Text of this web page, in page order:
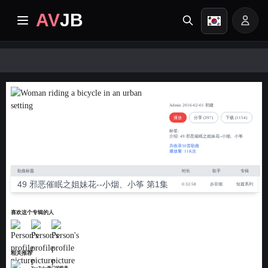
AVJB
최신
카테고리
작업 센터
Image search
Admin 2016-02-01 初建
播放 分享 (397) 下载 (1154)
标签:
介绍: 49 邪恶催眠之姐妹花--小烟、小筝
共收录30首歌曲
播放量: 11K次
歌曲标题 时长 歌手 专辑
49 邪恶催眠之姐妹花--小烟、小筝 第1集 0:32:58 步非烟 短篇系列
喜欢这个专辑的人
相关推荐